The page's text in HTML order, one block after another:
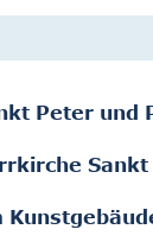
Peter und